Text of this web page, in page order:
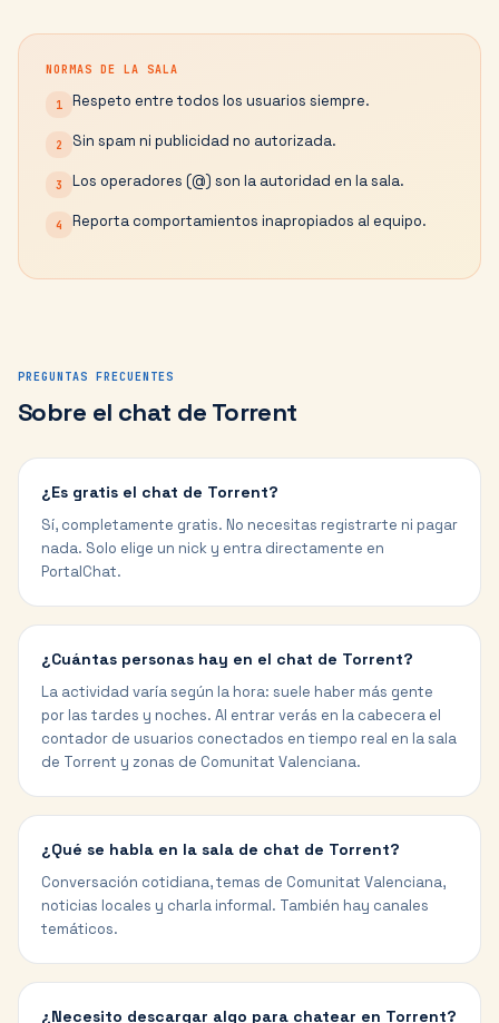
NORMAS DE LA SALA
1 Respeto entre todos los usuarios siempre.
2 Sin spam ni publicidad no autorizada.
3 Los operadores (@) son la autoridad en la sala.
4 Reporta comportamientos inapropiados al equipo.
PREGUNTAS FRECUENTES
Sobre el chat de Torrent
¿Es gratis el chat de Torrent?
Sí, completamente gratis. No necesitas registrarte ni pagar
nada. Solo elige un nick y entra directamente en
PortalChat.
¿Cuántas personas hay en el chat de Torrent?
La actividad varía según la hora: suele haber más gente
por las tardes y noches. Al entrar verás en la cabecera el
contador de usuarios conectados en tiempo real en la sala
de Torrent y zonas de Comunitat Valenciana.
¿Qué se habla en la sala de chat de Torrent?
Conversación cotidiana, temas de Comunitat Valenciana,
noticias locales y charla informal. También hay canales
temáticos.
¿Necesito descargar algo para chatear en Torrent?